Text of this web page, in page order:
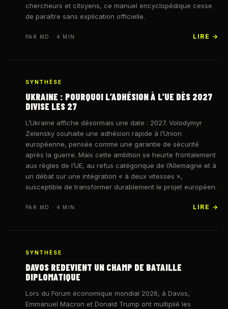
chercheurs et citoyens, ce manuel encyclopédique cesse
de paraître sans explication officielle.
PAR MD · 4 MIN LIRE →
SYNTHÈSE
UKRAINE : POURQUOI L’ADHÉSION À L’UE DÈS 2027
DIVISE LES 27
L’Ukraine affiche désormais une date : 2027. Volodymyr
Zelensky souhaite une adhésion rapide à l’Union
européenne, pensée comme une garantie de sécurité
après la guerre. Mais cette ambition se heurte frontalement
aux règles de l’UE, au refus catégorique de l’Allemagne et à
un débat sur une intégration « à deux vitesses »,
susceptible de transformer durablement le projet européen.
PAR MD · 4 MIN LIRE →
SYNTHÈSE
DAVOS REDEVIENT UN CHAMP DE BATAILLE
DIPLOMATIQUE
Lors du Forum économique mondial 2026, à Davos,
Emmanuel Macron et Donald Trump ont multiplié les